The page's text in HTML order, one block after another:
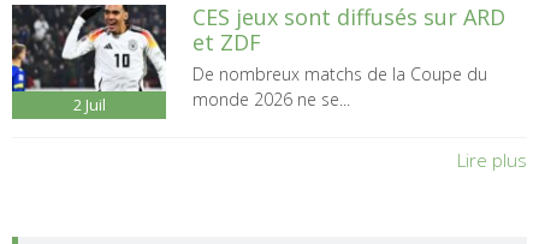
2 Juil
CES jeux sont diffusés sur ARD
et ZDF
De nombreux matchs de la Coupe du
monde 2026 ne se...
Lire plus